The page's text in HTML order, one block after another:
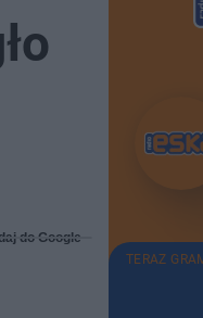
do Google
TERAZ